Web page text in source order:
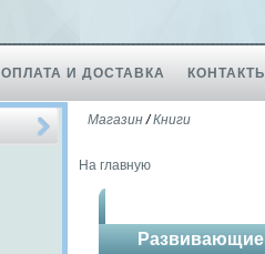
ОПЛАТА И ДОСТАВКА
Магазин/Книги
На главную
Развивающие